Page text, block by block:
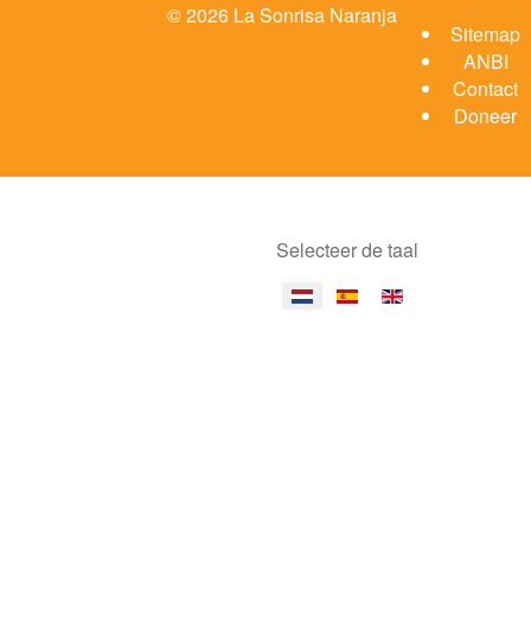
Selecteer de taal
© 2026 La Sonrisa Naranja
Sitemap
ANBI
Contact
Doneer